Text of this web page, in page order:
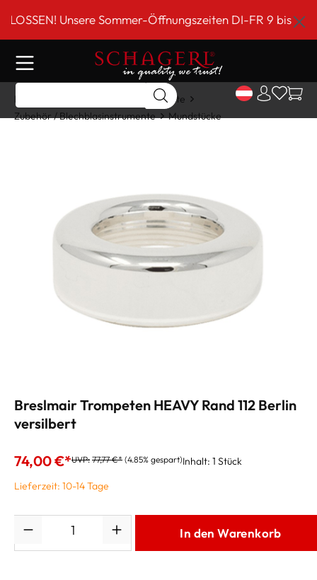
springen
Unsere Sommer-Öffnungszeiten DI-FR 9 bis 18
Home
Blechblasinstrumente
Zubehör / Blechblasinstrumente
Mundstücke
Breslmair Trompeten HEAVY Rand 112 Berlin
versilbert
74,00 €*UVP: 77,77 €* (4.85% gespart)Inhalt: 1 Stück
Lieferzeit: 10-14 Tage
In den Warenkorb